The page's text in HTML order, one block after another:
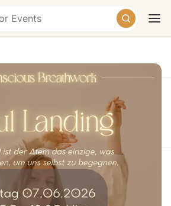
Weekend
place on Sunday, June 7, 2026 at
| Conscious
Potsdam